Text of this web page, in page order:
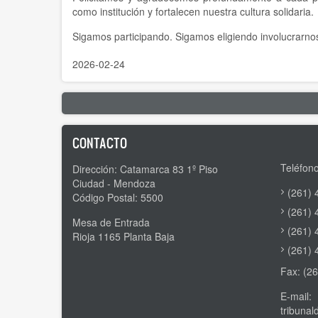
como institución y fortalecen nuestra cultura solidaria.
Sigamos participando. Sigamos eligiendo
2026-02-24
CONTACTO
Dirección: Catamarca 83 1º Piso
Ciudad - Mendoza
Código Postal: 5500
Mesa de Entrada
Rioja 1165 Planta Baja
(261)
(261)
(261)
(261)
Fax:
E-mail: